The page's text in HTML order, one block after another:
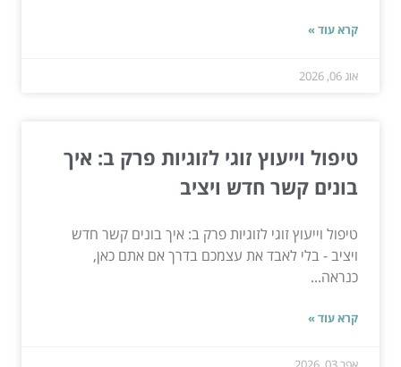
קרא עוד »
אוג 06, 2026
טיפול וייעוץ זוגי לזוגיות פרק ב: איך
בונים קשר חדש ויציב
טיפול וייעוץ זוגי לזוגיות פרק ב: איך בונים קשר חדש
ויציב - בלי לאבד את עצמכם בדרך אם אתם כאן,
כנראה...
קרא עוד »